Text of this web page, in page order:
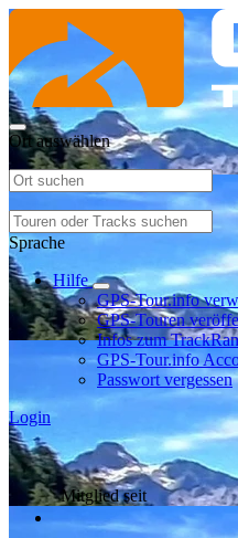
Ort auswählen
Sprache
Hilfe
GPS-Tour.info
GPS-Touren
Infos zum
GPS-Tour.info
Passwort vergessen
Login
Mitglied seit